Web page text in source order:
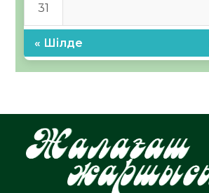
31
« Шілде